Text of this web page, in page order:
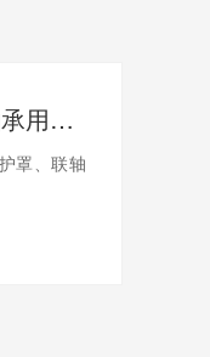
磨床轴承怎么换？磨床轴承用哪家的比较好？
罩、联轴